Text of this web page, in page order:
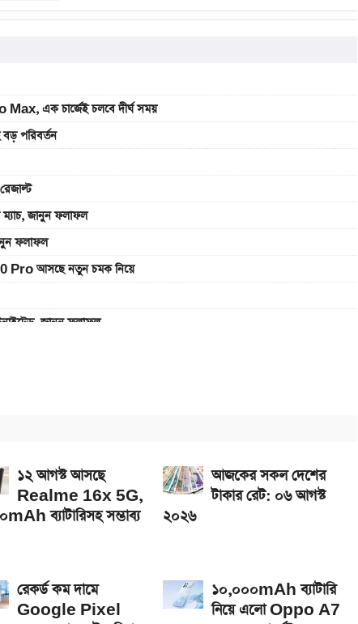
এক চার্জেই চলবে দীর্ঘ সময়
পরিবর্তন
ম্যাচ, জানুন ফলাফল
ফলাফল
Pro আসছে নতুন চমক নিয়ে
জানুন ফলাফল
5G, দাম কত?
১২ আগস্ট আসছে
Realme 16x 5G,
ব্যাটারিসহ সম্ভাব্য
আজকের সকল দেশের
টাকার রেট: ০৬ আগস্ট
২০২৬
রেকর্ড কম দামে
Google Pixel
১০,০০০mAh ব্যাটারি
নিয়ে এলো Oppo A7